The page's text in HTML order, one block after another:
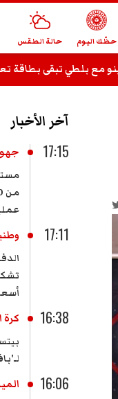
حظّك اليوم حالة الطقس
آخر الأخبار
17:15
17:11
16:38
كرة
16:06